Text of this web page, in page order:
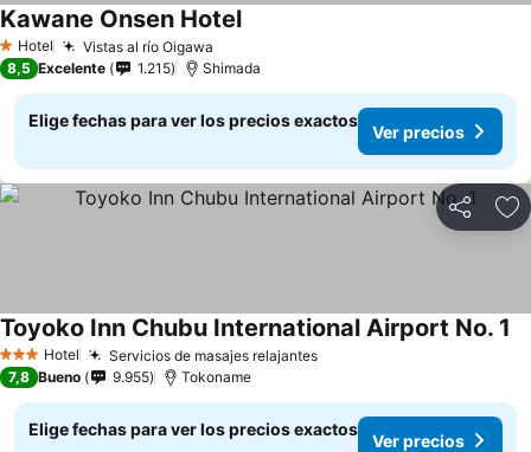
1 Estrellas
Hotel Vistas al río Oigawa
Kawane Onsen HotelVer precios
8,5 Excelente 1.215 Shimada
Elige fechas para ver los precios exactos
Ver precios
Compartir
3 Estrellas
Hotel Servicios de masajes relajantesVer precios
Toyoko Inn Chubu International Airport No. 1
7,8 Bueno 9.955 Tokoname
Elige fechas para ver los precios exactos
Ver precios